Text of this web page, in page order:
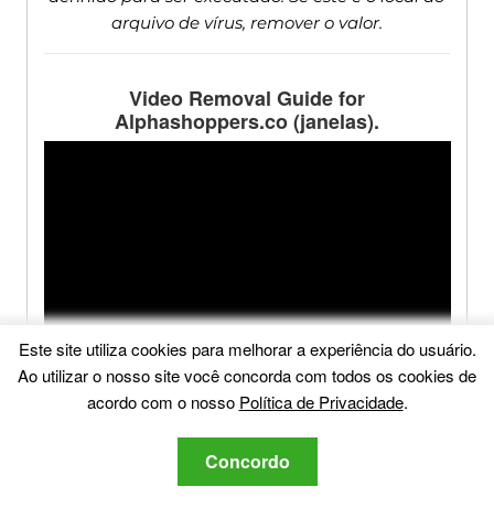
arquivo de vírus, remover o valor.
Video Removal Guide for
Alphashoppers.co(janelas).
Este site utiliza cookies para melhorar a experiência do usuário.
Ao utilizar o nosso site você concorda com todos os cookies de
acordo com o nosso Política de Privacidade.
Concordo